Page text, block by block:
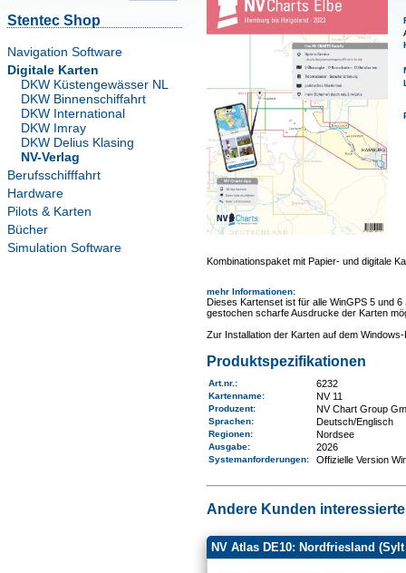
Stentec Shop
Navigation Software
Digitale Karten
DKW Küstengewässer NL
DKW Binnenschiffahrt
DKW International
DKW Imray
DKW Delius Klasing
NV-Verlag
Berufsschifffahrt
Hardware
Pilots & Karten
Bücher
Simulation Software
Kombinationspaket mit Papier- und digitale
mehr Informationen:
Dieses Kartenset ist für alle WinGPS 5 und
gestochen scharfe Ausdrucke der Karten
Zur Installation der Karten auf dem
Produktspezifikationen
Art.nr. : 6232
Kartenname: NV 11
Produzent: NV Chart Group
Sprachen: Deutsch/Englisch
Regionen: Nordsee
Ausgabe: 2026
Systemanforderungen: Offizielle Version
Andere Kunden
NV Atlas DE10: Nordfriesland